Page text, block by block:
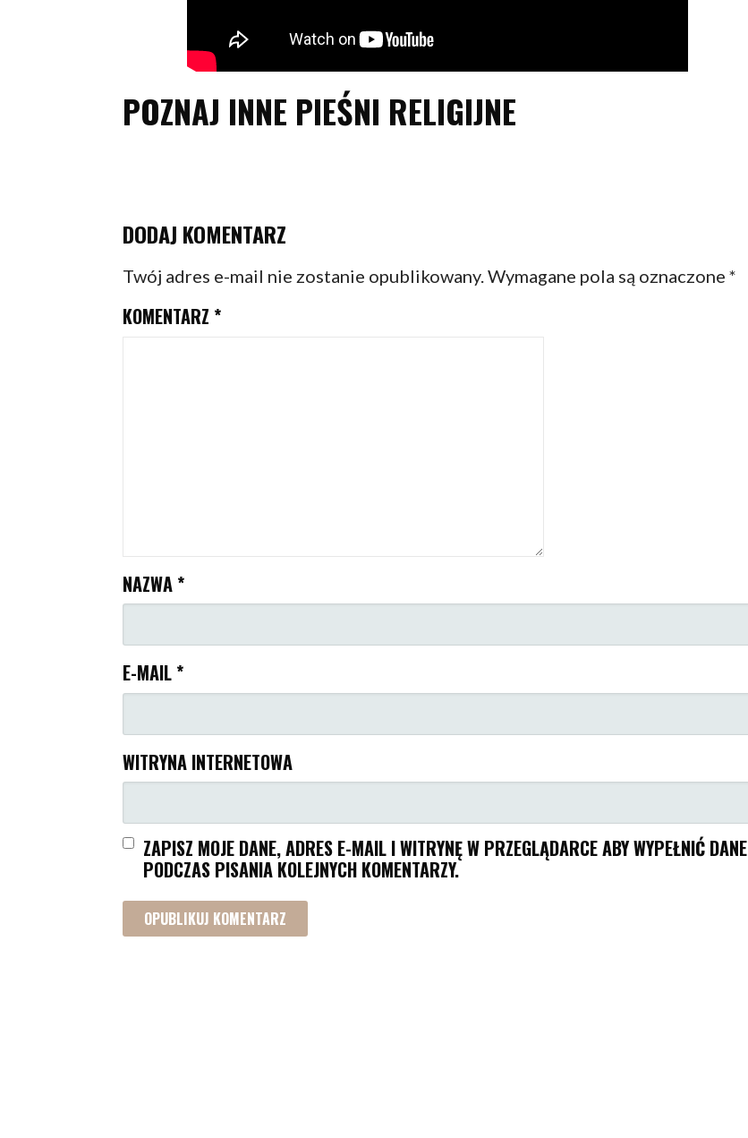
POZNAJ INNE PIEŚNI RELIGIJNE
DODAJ KOMENTARZ
Twój adres e-mail nie zostanie opublikowany.Wymagane pola są oznaczone*
KOMENTARZ *
NAZWA *
E-MAIL *
WITRYNA INTERNETOWA
ZAPISZ MOJE DANE, ADRES E-MAIL I WITRYNĘ W PRZEGLĄDARCE ABY WYPEŁNIĆ DANE
PODCZAS PISANIA KOLEJNYCH KOMENTARZY.